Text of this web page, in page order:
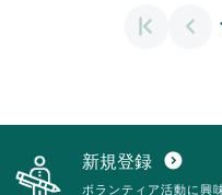
新規登録 expand_circle_down
ボランティア活動に興